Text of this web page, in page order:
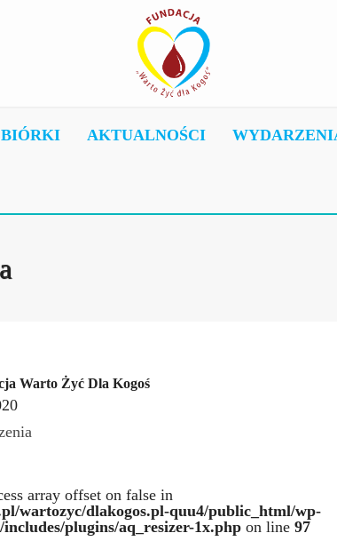
AKTUALNOŚCI
Warto Żyć Dla Kogoś
array offset on false in
wartozyc/dlakogos.pl-quu4/public_html/wp-
plugins/aq_resizer-1x.php on line 97